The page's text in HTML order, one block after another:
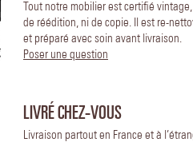
Tout notre mobilier est certifié
de réédition, ni de copie. Il est re-
et préparé avec soin avant livraison.
Poser une question
LIVRÉ CHEZ-VOUS
Livraison partout en France et à